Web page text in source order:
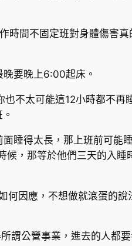
時間不固定班對身體傷害
要晚上6:00起床。
不太可能這12小時都不再
睡得太長，那上班前可能
候，那等於他們三天的入
何因應，不想做就滾蛋的說
謂公營事業，進去的人都